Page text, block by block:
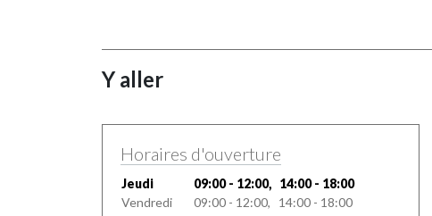
Y aller
Horaires d'ouverture
Jeudi
09:00 - 12:00, 14:00 - 18:00
Vendredi
09:00 - 12:00, 14:00 - 18:00